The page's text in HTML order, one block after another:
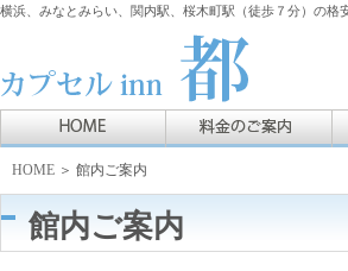
横浜、みなとみらい、関内駅、桜木町駅（徒歩７分）の
HOME ＞ 館内ご案内
館内ご案内